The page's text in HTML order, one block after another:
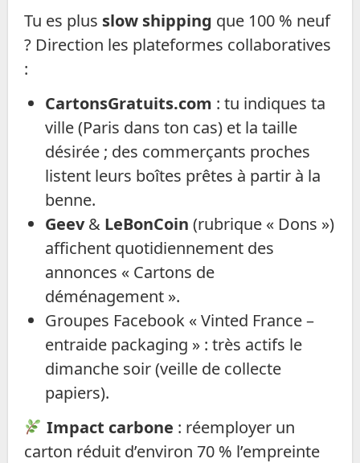
Tu es plus slow shipping que 100 % neuf
? Direction les plateformes collaboratives
:
CartonsGratuits.com : tu indiques ta
ville (Paris dans ton cas) et la taille
désirée ; des commerçants proches
listent leurs boîtes prêtes à partir à la
benne.
Geev& LeBonCoin (rubrique « Dons »)
affichent quotidiennement des
annonces « Cartons de
déménagement ».
Groupes Facebook « Vinted France –
entraide packaging » : très actifs le
dimanche soir (veille de collecte
papiers).
Impact carbone : réemployer un
carton réduit d’environ 70 % l’empreinte